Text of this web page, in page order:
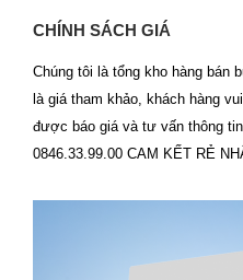
CHÍNH SÁCH GIÁ
Chúng tôi là tổng kho hàng bán
là giá tham khảo, khách hàng
được báo giá và tư vấn thông
0846.33.99.00 CAM KẾT RẺ